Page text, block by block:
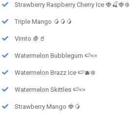
Strawberry Raspberry Cherry Ice 🍓🍒🍓❄️
Triple Mango 🥭🥭🥭
Vimto 🍇🥤
Watermelon Bubblegum 🍉🍬
Watermelon Brazz Ice 🍉🫐❄️
Watermelon Skittles 🍉🍬
Strawberry Mango 🍓🥭